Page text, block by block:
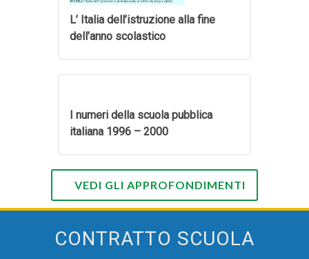
L’ Italia dell’istruzione alla fine
dell’anno scolastico
I numeri della scuola pubblica
italiana 1996 – 2000
VEDI GLI APPROFONDIMENTI
CONTRATTO SCUOLA